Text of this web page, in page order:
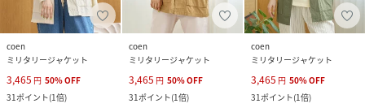
coen
ミリタリージャケット
3,465 円 50%OFF
31ポイント(1倍)
coen
ミリタリージャケット
3,465 円 50%OFF
31ポイント(1倍)
coen
ミリタリージャケット
3,465 円 50%OFF
31ポイント(1倍)